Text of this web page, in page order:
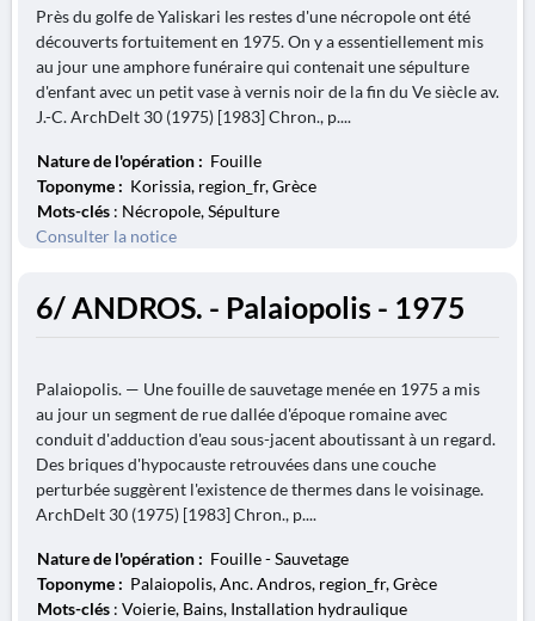
Près du golfe de Yaliskari les restes d'une nécropole ont été
découverts fortuitement en 1975. On y a essentiellement mis
au jour une amphore funéraire qui contenait une sépulture
d'enfant avec un petit vase à vernis noir de la fin du Ve siècle av.
J.-C. ArchDelt 30 (1975) [1983] Chron., p....
Nature de l'opération : Fouille
Toponyme : Korissia, region_fr, Grèce
Mots-clés : Nécropole, Sépulture
Consulter la notice
6/ ANDROS. - Palaiopolis - 1975
Palaiopolis. — Une fouille de sauvetage menée en 1975 a mis
au jour un segment de rue dallée d'époque romaine avec
conduit d'adduction d'eau sous-jacent aboutissant à un regard.
Des briques d'hypocauste retrouvées dans une couche
perturbée suggèrent l'existence de thermes dans le voisinage.
ArchDelt 30 (1975) [1983] Chron., p....
Nature de l'opération : Fouille - Sauvetage
Toponyme : Palaiopolis, Anc. Andros, region_fr, Grèce
Mots-clés : Voierie, Bains, Installation hydraulique